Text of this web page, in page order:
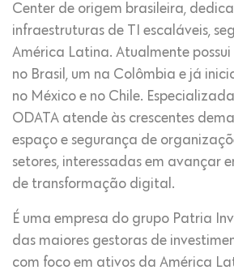
Center de origem brasileira,
infraestruturas de TI escaláveis,
América Latina. Atualmente
no Brasil, um na Colômbia e já
no México e no Chile.
ODATA atende às crescentes
espaço e segurança de
setores, interessadas em avançar
de transformação digital.
É uma empresa do grupo Patria
das maiores gestoras de
com foco em ativos da América